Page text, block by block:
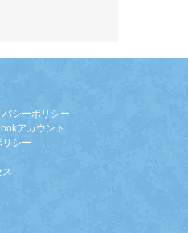
バシーポリシー
アカウント
シー
ス